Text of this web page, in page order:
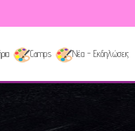
Camps Νέα - Εκδηλώσεις